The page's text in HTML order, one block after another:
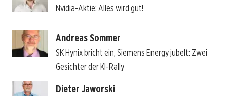
Nvidia-Aktie: Alles wird gut!
Andreas Sommer
SK Hynix bricht ein, Siemens Energy jubelt: Zwei
Gesichter der KI-Rally
Dieter Jaworski